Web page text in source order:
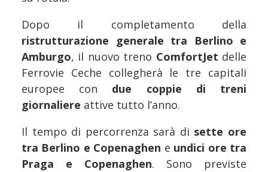
Dopo il completamento della
ristrutturazione generale tra Berlino e
Amburgo, il nuovo treno ComfortJet delle
Ferrovie Ceche collegherà le tre capitali
europee con due coppie di treni
giornaliere attive tutto l’anno.
Il tempo di percorrenza sarà di sette ore
tra Berlino e Copenaghen e undici ore tra
Praga e Copenaghen. Sono previste